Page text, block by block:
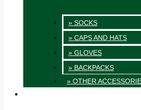
» SOCKS
» CAPS AND HATS
» GLOVES
» BACKPACKS
» OTHER